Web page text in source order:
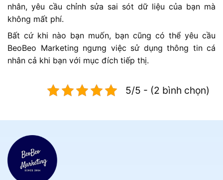
nhân, yêu cầu chỉnh sửa sai sót dữ liệu của bạn mà
không mất phí.
Bất cứ khi nào bạn muốn, bạn cũng có thể yêu cầu
BeoBeo Marketing ngưng việc sử dụng thông tin cá
nhân cả khi bạn với mục đích tiếp thị.
5/5 - (2 bình chọn)